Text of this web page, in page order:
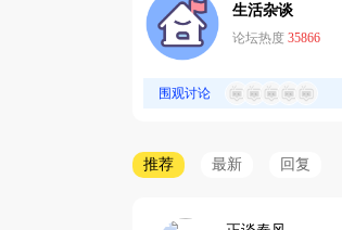
生活杂谈
论坛热度 35866
围观讨论
推荐 最新 回复